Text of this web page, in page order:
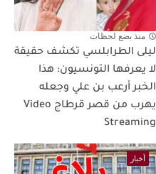
منذ بضع لحظات
ليلى الطرابلسي تكشف حقيقة
لا يعرفها التونسيون: هذا
الخبر أرعب بن علي وجعله
يهرب من قصر قرطاج Video
Streaming
أخبار